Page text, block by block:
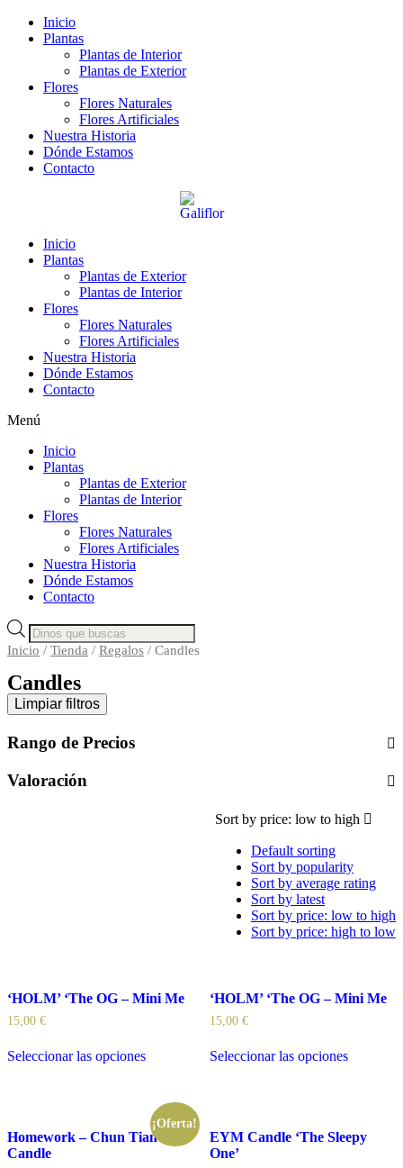
Inicio
Plantas
Plantas de Interior
Plantas de Exterior
Flores
Flores Naturales
Flores Artificiales
Nuestra Historia
Dónde Estamos
Contacto
Inicio
Plantas
Plantas de Exterior
Plantas de Interior
Flores
Flores Naturales
Flores Artificiales
Nuestra Historia
Dónde Estamos
Contacto
Menú
Inicio
Plantas
Plantas de Exterior
Plantas de Interior
Flores
Flores Naturales
Flores Artificiales
Nuestra Historia
Dónde Estamos
Contacto
Búsqueda
de
productos
Inicio / Tienda / Regalos / Candles
Candles
Limpiar filtros
Rango de Precios
Valoración
Sort by price: low to high
Default sorting
Sort by popularity
Sort by average rating
Sort by latest
Sort by price: low to high
Sort by price: high to low
‘HOLM’ ‘The OG – Mini Me
15,00 €
Seleccionar las opciones
‘HOLM’ ‘The OG – Mini Me
15,00 €
Seleccionar las opciones
¡Oferta!
Homework – Chun Tian
Candle
EYM Candle ‘The Sleepy
One’